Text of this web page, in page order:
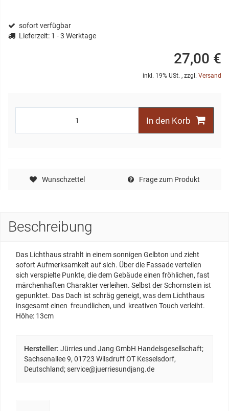
sofort verfügbar
Lieferzeit: 1 - 3 Werktage
27,00 €
inkl. 19% USt. , zzgl. Versand
In den Korb
Wunschzettel Frage zum Produkt
Beschreibung
Das Lichthaus strahlt in einem sonnigen Gelbton und zieht
sofort Aufmerksamkeit auf sich. Über die Fassade verteilen
sich verspielte Punkte, die dem Gebäude einen fröhlichen, fast
märchenhaften Charakter verleihen. Selbst der Schornstein ist
gepunktet. Das Dach ist schräg geneigt, was dem Lichthaus
insgesamt einen freundlichen, und kreativen Touch verleiht.
Höhe: 13cm
Hersteller: Jürries und Jang GmbH Handelsgesellschaft;
Sachsenallee 9, 01723 Wilsdruff OT Kesselsdorf,
Deutschland; service@juerriesundjang.de